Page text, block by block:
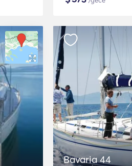
Bavaria 44